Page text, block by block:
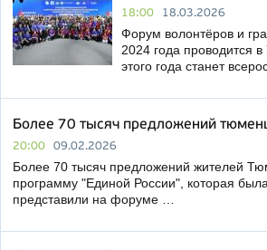
18:00 18.03.2026
Форум волонтёров и
2024 года проводится
этого года станет
Более 70 тысяч предложений
20:00 09.02.2026
Более 70 тысяч предложений жителей
программу "Единой России", которая
представили на форуме …